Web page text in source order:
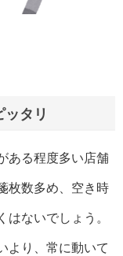
タリ
ある程度多い店舗
枚数多め、空き時
はないでしょう。
より、常に動いて